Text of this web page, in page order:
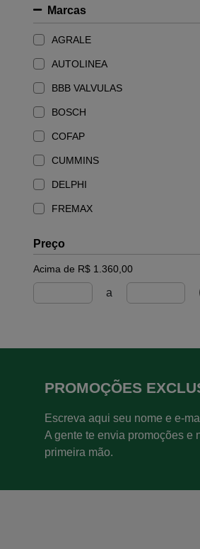
Marcas
AGRALE
AUTOLINEA
BBB VALVULAS
BOSCH
COFAP
CUMMINS
DELPHI
FREMAX
GATTI
IDEAL
IMPORTADO
MANGUEIRAS
MAR
Preço
Acima de R$ 1.360,00
a
PROMOÇÕES
Escreva aqui seu nome e e-
A gente te envia promoções e
primeira mão.